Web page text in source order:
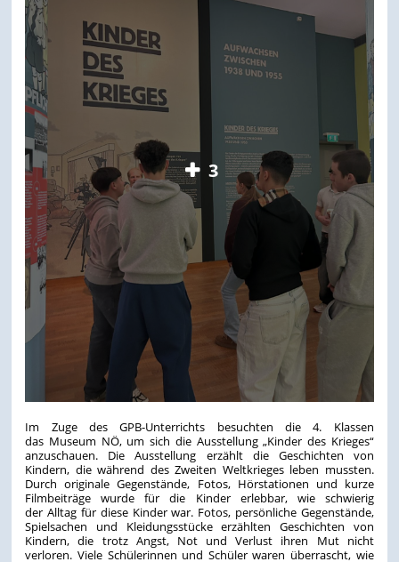
3
Im Zuge des GPB-Unterrichts besuchten die 4. Klassen
das Museum NÖ, um sich die Ausstellung „Kinder des Krieges“
anzuschauen. Die Ausstellung erzählt die Geschichten von
Kindern, die während des Zweiten Weltkrieges leben mussten.
Durch originale Gegenstände, Fotos, Hörstationen und kurze
Filmbeiträge wurde für die Kinder erlebbar, wie schwierig
der Alltag für diese Kinder war. Fotos, persönliche Gegenstände,
Spielsachen und Kleidungsstücke erzählten Geschichten von
Kindern, die trotz Angst, Not und Verlust ihren Mut nicht
verloren. Viele Schülerinnen und Schüler waren überrascht, wie